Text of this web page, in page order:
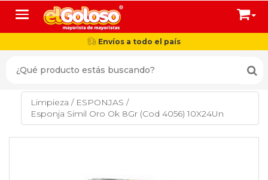
Toggle navigation
Envíos a todo el país
Limpieza / ESPONJAS /
Esponja Simil Oro Ok 8Gr (Cod 4056) 10X24Un